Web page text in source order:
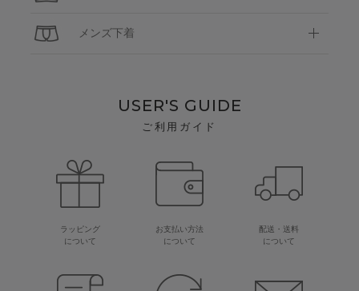
メンズ下着
USER'S GUIDE
ご利用ガイド
ラッピング
について
お支払い方法
について
配送・送料
について